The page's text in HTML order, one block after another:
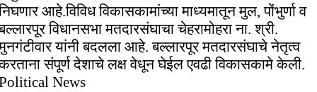
आहे.विविध विकासकामांच्या माध्यमातून मुल, पोंभुर्णा व
विधानसभा मतदारसंघाचा चेहरामोहरा ना. श्री.
यांनी बदलला आहे. बल्लारपूर मतदारसंघाचे नेतृत्व
संपूर्ण देशाचे लक्ष वेधून घेईल एवढी विकासकामे केली.
News